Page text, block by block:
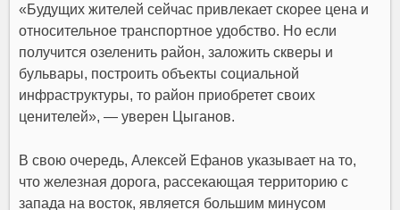
«Будущих жителей сейчас привлекает скорее цена и
относительное транспортное удобство. Но если
получится озеленить район, заложить скверы и
бульвары, построить объекты социальной
инфраструктуры, то район приобретет своих
ценителей», — уверен Цыганов.
В свою очередь, Алексей Ефанов указывает на то,
что железная дорога, рассекающая территорию с
запада на восток, является большим минусом